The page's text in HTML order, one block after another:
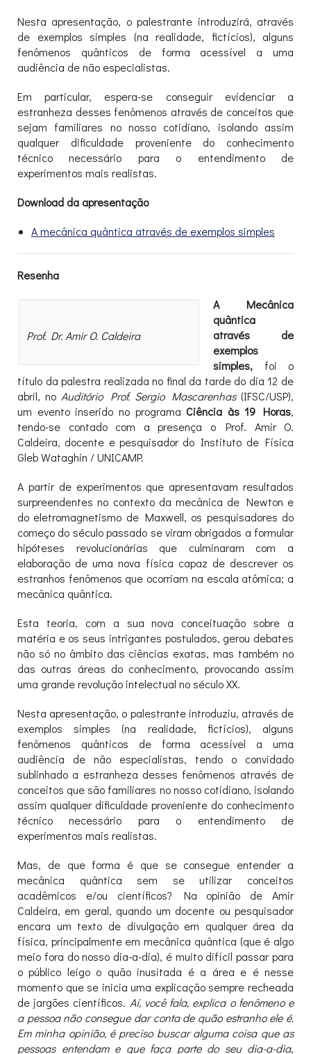
Nesta apresentação, o palestrante introduzirá, através
de exemplos simples (na realidade, fictícios), alguns
fenômenos quânticos de forma acessível a uma
audiência de não especialistas.
Em particular, espera-se conseguir evidenciar a
estranheza desses fenômenos através de conceitos que
sejam familiares no nosso cotidiano, isolando assim
qualquer dificuldade proveniente do conhecimento
técnico necessário para o entendimento de
experimentos mais realistas.
Download da apresentação
A mecânica quântica através de exemplos simples
Resenha
Prof. Dr. Amir O. Caldeira
A Mecânica
quântica
através de
exemplos
simples, foi o
título da palestra realizada no final da tarde do dia 12 de
abril, no Auditório Prof. Sergio Mascarenhas(IFSC/USP),
um evento inserido no programaCiência às 19 Horas,
tendo-se contado com a presença o Prof. Amir O.
Caldeira, docente e pesquisador do Instituto de Física
Gleb Wataghin / UNICAMP.
A partir de experimentos que apresentavam resultados
surpreendentes no contexto da mecânica de Newton e
do eletromagnetismo de Maxwell, os pesquisadores do
começo do século passado se viram obrigados a formular
hipóteses revolucionárias que culminaram com a
elaboração de uma nova física capaz de descrever os
estranhos fenômenos que ocorriam na escala atômica; a
mecânica quântica.
Esta teoria, com a sua nova conceituação sobre a
matéria e os seus intrigantes postulados, gerou debates
não só no âmbito das ciências exatas, mas também no
das outras áreas do conhecimento, provocando assim
uma grande revolução intelectual no século XX.
Nesta apresentação, o palestrante introduziu, através de
exemplos simples (na realidade, fictícios), alguns
fenômenos quânticos de forma acessível a uma
audiência de não especialistas, tendo o convidado
sublinhado a estranheza desses fenômenos através de
conceitos que são familiares no nosso cotidiano, isolando
assim qualquer dificuldade proveniente do conhecimento
técnico necessário para o entendimento de
experimentos mais realistas.
Mas, de que forma é que se consegue entender a
mecânica quântica sem se utilizar conceitos
acadêmicos e/ou científicos? Na opinião de Amir
Caldeira, em geral, quando um docente ou pesquisador
encara um texto de divulgação em qualquer área da
física, principalmente em mecânica quântica (que é algo
meio fora do nosso dia-a-dia), é muito difícil passar para
o público leigo o quão inusitada é a área e é nesse
momento que se inicia uma explicação sempre recheada
de jargões científicos. Aí, você fala, explica o fenômeno e
a pessoa não consegue dar conta de quão estranho ele é.
Em minha opinião, é preciso buscar alguma coisa que as
pessoas entendam e que faça parte do seu dia-a-dia,